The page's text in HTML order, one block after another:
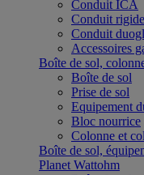
Conduit ICA
Conduit
Conduit
Accessoires
Boîte de sol,
Boîte de sol
Prise de sol
Equipement
Bloc nourrice
Colonne et
Boîte de sol,
Planet Wattohm